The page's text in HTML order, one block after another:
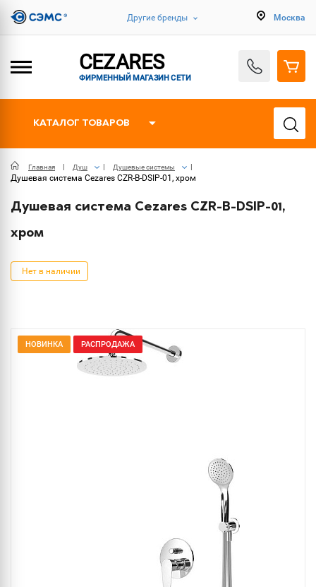
Другие бренды Москва
CEZARES
ФИРМЕННЫЙ МАГАЗИН СЕТИ
КАТАЛОГ ТОВАРОВ
Главная Душ Душевые системы
Душевая система Cezares CZR-B-DSIP-01, хром
Душевая система Cezares CZR-B-DSIP-01,
хром
Нет в наличии
НОВИНКА РАСПРОДАЖА